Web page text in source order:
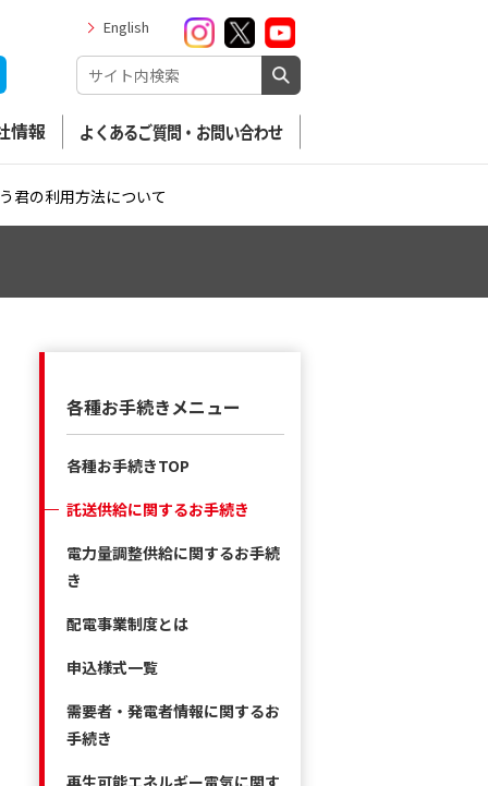
English
情報 よくあるご質問・お問い合わせ
君の利用方法について
各種お手続きメニュー
各種お手続きTOP
託送供給に関するお手続き
電力量調整供給に関するお手続
き
配電事業制度とは
申込様式一覧
需要者・発電者情報に関するお
手続き